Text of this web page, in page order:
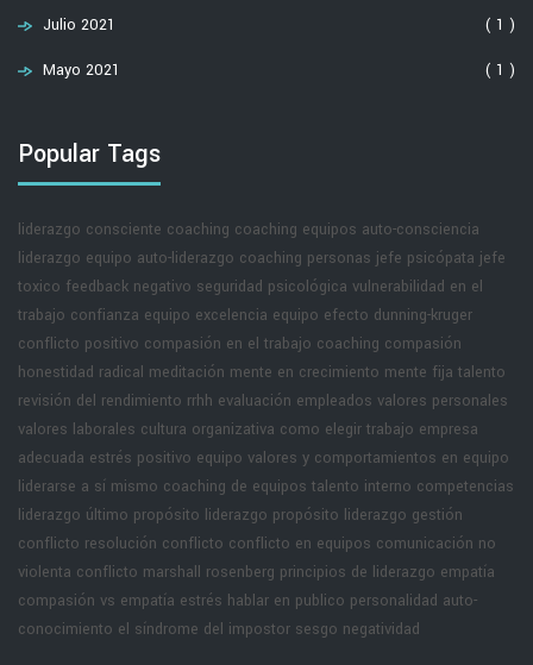
Julio 2021 ( 1 )
Mayo 2021 ( 1 )
Popular Tags
liderazgo consciente coaching coaching equipos auto-consciencia
liderazgo equipo auto-liderazgo coaching personas jefe psicópata jefe
toxico feedback negativo seguridad psicológica vulnerabilidad en el
trabajo confianza equipo excelencia equipo efecto dunning-kruger
conflicto positivo compasión en el trabajo coaching compasión
honestidad radical meditación mente en crecimiento mente fija talento
revisión del rendimiento rrhh evaluación empleados valores personales
valores laborales cultura organizativa como elegir trabajo empresa
adecuada estrés positivo equipo valores y comportamientos en equipo
liderarse a sí mismo coaching de equipos talento interno competencias
liderazgo último propósito liderazgo propósito liderazgo gestión
conflicto resolución conflicto conflicto en equipos comunicación no
violenta conflicto marshall rosenberg principios de liderazgo empatía
compasión vs empatía estrés hablar en publico personalidad auto-
conocimiento el síndrome del impostor sesgo negatividad